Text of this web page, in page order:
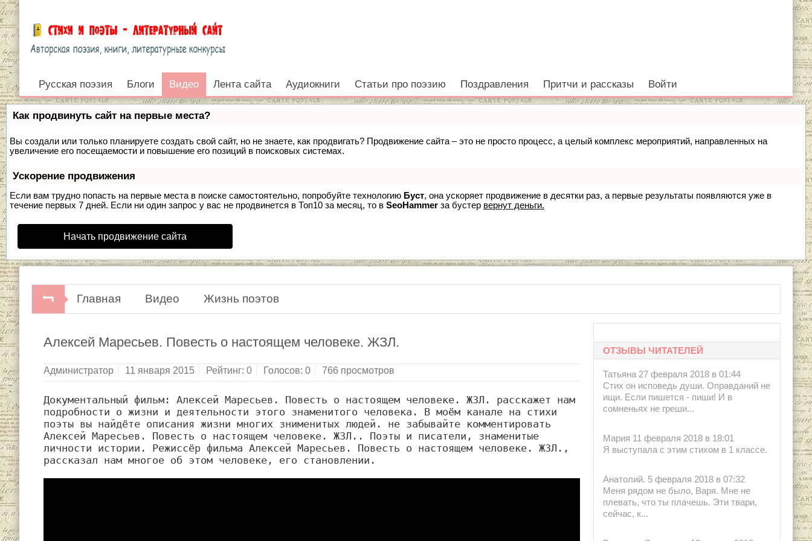
Видео
Войти
Русская поэзия Блоги Видео Лента сайта Аудиокниги Статьи про поэзию Поздравления Притчи и рассказы Войти
Как продвинуть сайт на первые места?
Вы создали или только планируете создать свой сайт, но не знаете, как продвигать? Продвижение сайта – это не просто процесс, а целый комплекс мероприятий, направленных на
увеличение его посещаемости и повышение его позиций в поисковых системах.
Ускорение продвижения
Если вам трудно попасть на первые места в поиске самостоятельно, попробуйте технологию Буст, она ускоряет продвижение в десятки раз, а первые результаты появляются уже в
течение первых 7 дней. Если ни один запрос у вас не продвинется в Топ10 за месяц, то в SeoHammer за бустер вернут деньги.
Начать продвижение сайта
Главная Видео Жизнь поэтов
Алексей Маресьев. Повесть о настоящем человеке. ЖЗЛ.
Администратор 11 января 2015 Рейтинг: 0 Голосов: 0 766 просмотров
Документальный фильм: Алексей Маресьев. Повесть о настоящем человеке. ЖЗЛ. расскажет нам
подробности о жизни и деятельности этого знаменитого человека. В моём канале на стихи
поэты вы найдёте описания жизни многих знименитых людей. не забывайте комментировать
Алексей Маресьев. Повесть о настоящем человеке. ЖЗЛ.. Поэты и писатели, знаменитые
личности истории. Режиссёр фильма Алексей Маресьев. Повесть о настоящем человеке. ЖЗЛ.,
рассказал нам многое об этом человеке, его становлении.
ОТЗЫВЫ ЧИТАТЕЛЕЙ
Татьяна 27 февраля 2018 в 01:44
Стих он исповедь души. Оправданий не
ищи. Если пишется - пиши! И в
сомненьях не греши...
Мария 11 февраля 2018 в 18:01
Я выступала с этим стихом в 1 классе.
Анатолий. 5 февраля 2018 в 07:32
Меня рядом не было, Варя. Мне не
плевать, что ты плачешь. Эти твари,
сейчас, к...